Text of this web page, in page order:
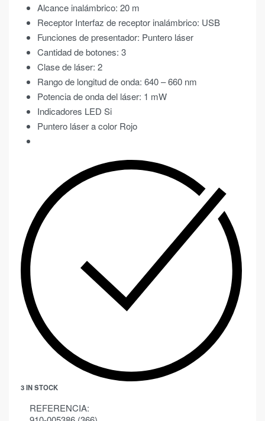
Alcance inalámbrico: 20 m
Receptor Interfaz de receptor inalámbrico: USB
Funciones de presentador: Puntero láser
Cantidad de botones: 3
Clase de láser: 2
Rango de longitud de onda: 640 – 660 nm
Potencia de onda del láser: 1 mW
Indicadores LED Si
Puntero láser a color Rojo
3 IN STOCK
REFERENCIA: